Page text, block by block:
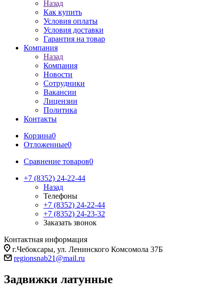
Назад
Как купить
Условия оплаты
Условия доставки
Гарантия на товар
Компания
Назад
Компания
Новости
Сотрудники
Вакансии
Лицензии
Политика
Контакты
Корзина0
Отложенные0
Сравнение товаров0
+7 (8352) 24-22-44
Назад
Телефоны
+7 (8352) 24-22-44
+7 (8352) 24-23-32
Заказать звонок
Контактная информация
г.Чебоксары, ул. Ленинского Комсомола 37Б
regionsnab21@mail.ru
Задвижки латунные